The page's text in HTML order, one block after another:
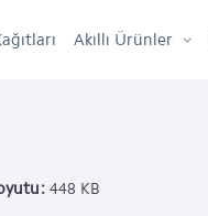
Akıllı Ürünler
448 KB